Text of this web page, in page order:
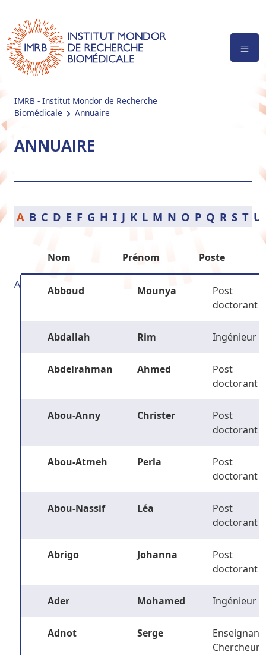
IMRB - Institut Mondor de Recherche
Biomédicale
Annuaire
ANNUAIRE
A B C D E F G H I J K L M N O P Q R S T U
Nom Prénom Poste
A Abboud Mounya
Post
doctorant
Abdallah Rim Ingénieur
Abdelrahman Ahmed
Post
doctorant
Abou-Anny Christer
Post
doctorant
Abou-Atmeh Perla
Post
doctorant
Abou-Nassif Léa
Post
doctorant
Abrigo Johanna
Post
doctorant
Ader Mohamed Ingénieur
Adnot Serge
Enseignant-
Chercheur